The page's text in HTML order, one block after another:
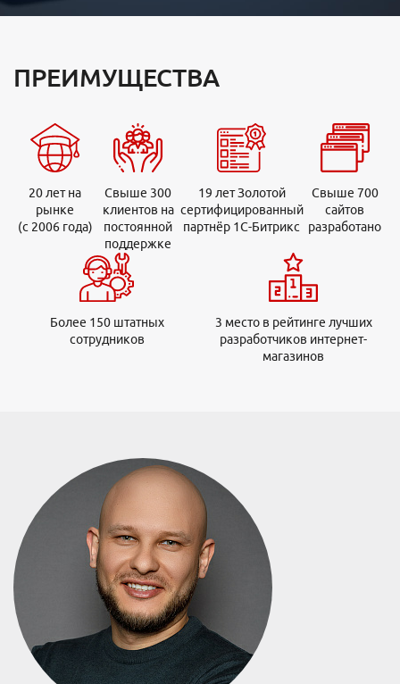
ПРЕИМУЩЕСТВА
20 лет на
рынке
(с 2006 года)
Свыше 300
клиентов на
постоянной
поддержке
19 лет Золотой
сертифицированный
партнёр 1С-Битрикс
Свыше 700
сайтов
разработано
Более 150 штатных
сотрудников
3 место в рейтинге лучших
разработчиков интернет-
магазинов